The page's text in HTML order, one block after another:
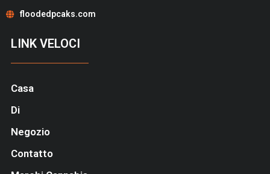
floodedpcaks.com
LINK VELOCI
Casa
Di
Negozio
Contatto